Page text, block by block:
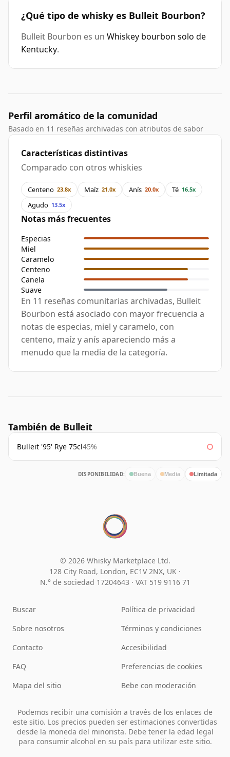
¿Qué tipo de whisky es Bulleit Bourbon?
Bulleit Bourbon es un Whiskey bourbon solo de
Kentucky.
Perfil aromático de la comunidad
Basado en 11 reseñas archivadas con atributos de sabor
Características distintivas
Comparado con otros whiskies
Centeno 23.8x Maíz 21.0x Anís 20.0x Té 16.5x
Agudo 13.5x
Notas más frecuentes
Especias
Miel
Caramelo
Centeno
Canela
Suave
En 11 reseñas comunitarias archivadas, Bulleit
Bourbon está asociado con mayor frecuencia a
notas de especias, miel y caramelo, con
centeno, maíz y anís apareciendo más a
menudo que la media de la categoría.
También de Bulleit
Bulleit '95' Rye 75cl45%
DISPONIBILIDAD: Buena Media Limitada
© 2026 Whisky Marketplace Ltd.
128 City Road, London, EC1V 2NX, UK ·
N.° de sociedad 17204643 · VAT 519 9116 71
Buscar
Sobre nosotros
Contacto
FAQ
Mapa del sitio
Política de privacidad
Términos y condiciones
Accesibilidad
Preferencias de cookies
Bebe con moderación
Podemos recibir una comisión a través de los enlaces de
este sitio. Los precios pueden ser estimaciones convertidas
desde la moneda del minorista. Debe tener la edad legal
para consumir alcohol en su país para utilizar este sitio.